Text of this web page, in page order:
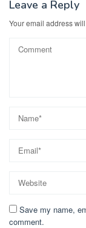
Leave a Reply
Your email address
Save my name,
comment.